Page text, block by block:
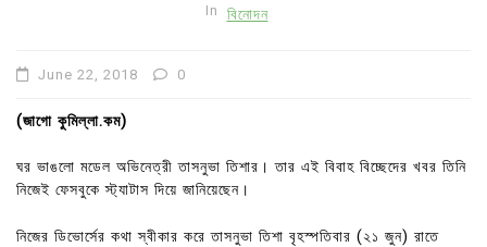
In বিনোদন
June 22, 2018 0
(জাগো কুমিল্লা.কম)
ঘর ভাঙলো মডেল অভিনেত্রী তাসনুভা তিশার। তার এই বিবাহ বিচ্ছেদের খবর তিনি
নিজেই ফেসবুকে স্ট্যাটাস দিয়ে জানিয়েছেন।
নিজের ডিভোর্সের কথা স্বীকার করে তাসনুভা তিশা বৃহস্পতিবার (২১ জুন) রাতে